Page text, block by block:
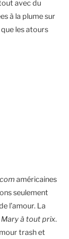
avec du
à la plume sur
que les atours
américaines
seulement
l’amour. La
Mary à tout prix.
trash et